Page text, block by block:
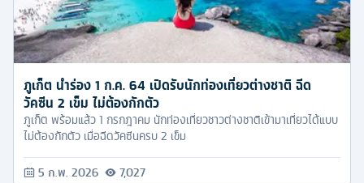
ภูเก็ต นำร่อง 1 ก.ค. 64 เปิดรับนักท่องเที่ยวต่างชาติ ฉีด
วัคซีน 2 เข็ม ไม่ต้องกักตัว
ภูเก็ต พร้อมแล้ว 1 กรกฎาคม นักท่องเที่ยวชาวต่างชาติเข้ามาเที่ยวได้แบบ
ไม่ต้องกักตัว เมื่อฉีดวัคซีนครบ 2 เข็ม
5 ก.พ. 2026 7,027